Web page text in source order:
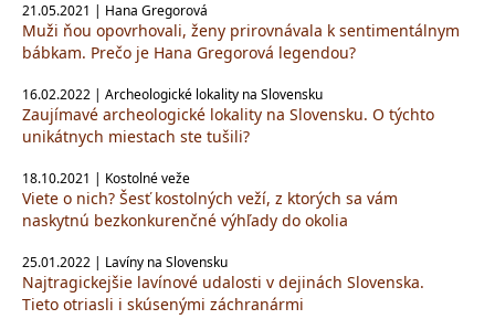
21.05.2021 | Hana Gregorová
Muži ňou opovrhovali, ženy prirovnávala k sentimentálnym
bábkam. Prečo je Hana Gregorová legendou?
16.02.2022 | Archeologické lokality na Slovensku
Zaujímavé archeologické lokality na Slovensku. O týchto
unikátnych miestach ste tušili?
18.10.2021 | Kostolné veže
Viete o nich? Šesť kostolných veží, z ktorých sa vám
naskytnú bezkonkurenčné výhľady do okolia
25.01.2022 | Lavíny na Slovensku
Najtragickejšie lavínové udalosti v dejinách Slovenska.
Tieto otriasli i skúsenými záchranármi